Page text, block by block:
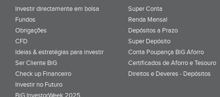
Investir directamente em bolsa
Fundos
Obrigações
CFD
Ideias & estratégias para investir
Ser Cliente BiG
Check up Financeiro
Investir no Futuro
Super Conta
Renda Mensal
Depósitos a Prazo
Super Depósito
Conta Poupança BiG Aforro
Certificados de Aforro e Tesouro
Direitos e Deveres - Depósitos